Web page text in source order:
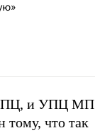
РПЦ, и УПЦ МП
тому, что так